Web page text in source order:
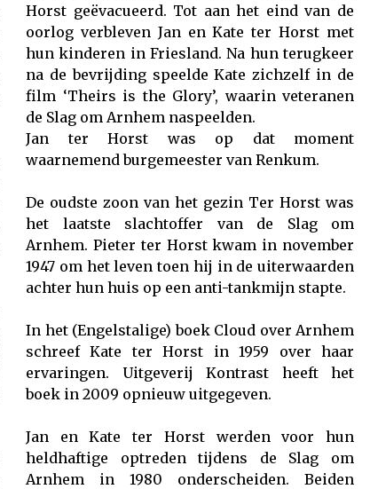
Horst geëvacueerd. Tot aan het eind van de
oorlog verbleven Jan en Kate ter Horst met
hun kinderen in Friesland. Na hun terugkeer
na de bevrijding speelde Kate zichzelf in de
film ‘Theirs is the Glory’, waarin veteranen
de Slag om Arnhem naspeelden.
Jan ter Horst was op dat moment
waarnemend burgemeester van Renkum.
De oudste zoon van het gezin Ter Horst was
het laatste slachtoffer van de Slag om
Arnhem. Pieter ter Horst kwam in november
1947 om het leven toen hij in de uiterwaarden
achter hun huis op een anti-tankmijn stapte.
In het (Engelstalige) boek Cloud over Arnhem
schreef Kate ter Horst in 1959 over haar
ervaringen. Uitgeverij Kontrast heeft het
boek in 2009 opnieuw uitgegeven.
Jan en Kate ter Horst werden voor hun
heldhaftige optreden tijdens de Slag om
Arnhem in 1980 onderscheiden. Beiden